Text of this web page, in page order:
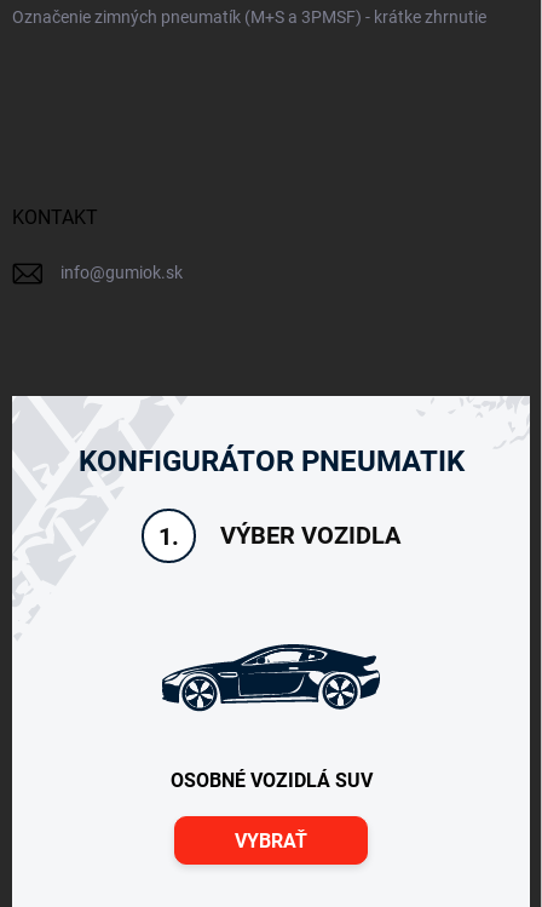
Označenie zimných pneumatík (M+S a 3PMSF) - krátke zhrnutie
KONTAKT
info@gumiok.sk
KONFIGURÁTOR PNEUMATIK
1. VÝBER VOZIDLA
OSOBNÉ VOZIDLÁ SUV
VYBRAŤ